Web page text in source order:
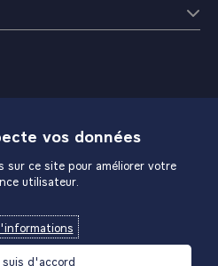
vos données
sur ce site pour améliorer votre
utilisateur.
suis d'accord